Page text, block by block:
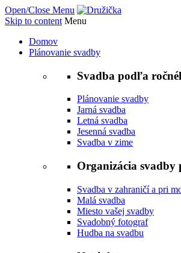
Open/Close Menu
Skip to content Menu
Domov
Plánovanie svadby
Svadba podľa
Plánovanie svadby
Jarná svadba
Letná svadba
Jesenná svadba
Svadba v zime
Organizácia svadby
Svadba v zahraničí a pri
Malá svadba
Miesto vašej svadby
Svadobný fotograf
Hudba na svadbu